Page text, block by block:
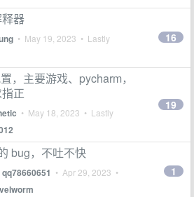
器
• May 19, 2023 • Lastly
16
，主要游戏、pycharm，
正
• May 18, 2023 • Lastly
19
bug，不吐不快
qq78660651 • Apr 29, 2023 •
1